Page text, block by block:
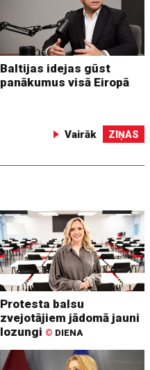
Baltijas idejas gūst
panākumus visā Eiropā
Vairāk ZIŅAS
Protesta balsu
zvejotājiem jādomā jauni
lozungi © DIENA